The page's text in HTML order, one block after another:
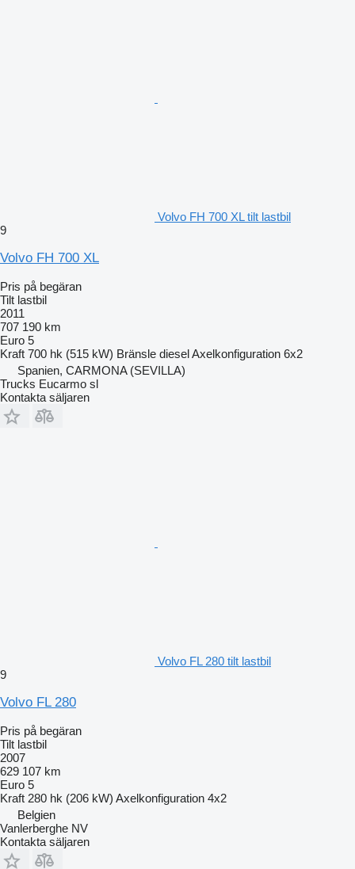
Volvo FH 700 XL tilt lastbil
9
Volvo FH 700 XL
Pris på begäran
Tilt lastbil
2011
707 190 km
Euro 5
Kraft 700 hk (515 kW) Bränsle dieselAxelkonfiguration 6x2
Spanien, CARMONA (SEVILLA)
Trucks Eucarmo sl
Kontakta säljaren
Volvo FL 280 tilt lastbil
9
Volvo FL 280
Pris på begäran
Tilt lastbil
2007
629 107 km
Euro 5
Kraft 280 hk (206 kW) Axelkonfiguration 4x2
Belgien
Vanlerberghe NV
Kontakta säljaren